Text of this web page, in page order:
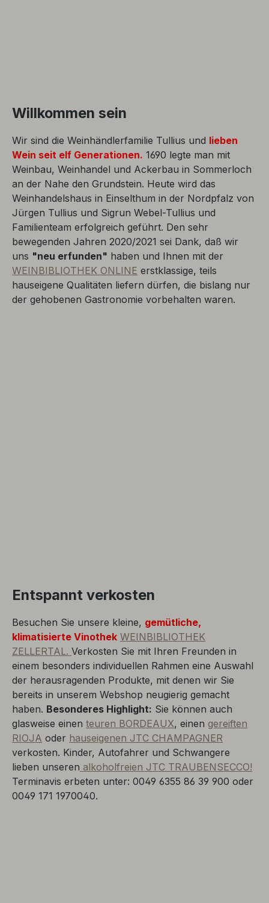
Willkommen sein
Wir sind die Weinhändlerfamilie Tullius und lieben
Wein seit elf Generationen. 1690 legte man mit
Weinbau, Weinhandel und Ackerbau in Sommerloch
an der Nahe den Grundstein. Heute wird das
Weinhandelshaus in Einselthum in der Nordpfalz von
Jürgen Tullius und Sigrun Webel-Tullius und
Familienteam erfolgreich geführt. Den sehr
bewegenden Jahren 2020/2021 sei Dank, daß wir
uns "neu erfunden" haben und Ihnen mit der
WEINBIBLIOTHEK ONLINE erstklassige, teils
hauseigene Qualitäten liefern dürfen, die bislang nur
der gehobenen Gastronomie vorbehalten waren.
Entspannt verkosten
Besuchen Sie unsere kleine, gemütliche,
klimatisierte Vinothek WEINBIBLIOTHEK
ZELLERTAL. Verkosten Sie mit Ihren Freunden in
einem besonders individuellen Rahmen eine Auswahl
der herausragenden Produkte, mit denen wir Sie
bereits in unserem Webshop neugierig gemacht
haben. Besonderes Highlight: Sie können auch
glasweise einen teuren BORDEAUX, einen gereiften
RIOJA oder hauseigenen JTC CHAMPAGNER
verkosten. Kinder, Autofahrer und Schwangere
lieben unseren alkoholfreien JTC TRAUBENSECCO!
Terminavis erbeten unter: 0049 6355 86 39 900 oder
0049 171 1970040.